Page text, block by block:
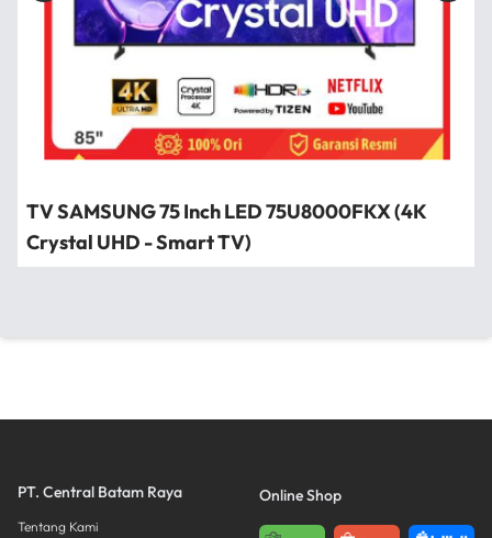
TV SAMSUNG 75 Inch LED 75U8000FKX (4K
Crystal UHD - Smart TV)
PT. Central Batam Raya
Tentang Kami
Online Shop